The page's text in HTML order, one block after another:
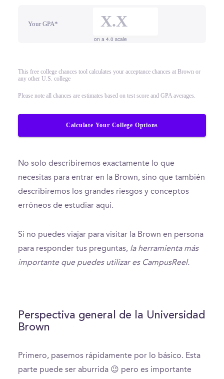
Your GPA*
on a 4.0 scale
This free college chances tool calculates your acceptance chances at Brown or
any other U.S. college
Please note all chances are estimates based on test score and GPA averages.
Calculate Your College Options
No solo describiremos exactamente lo que
necesitas para entrar en la Brown, sino que también
describiremos los grandes riesgos y conceptos
erróneos de estudiar aquí.
Si no puedes viajar para visitar la Brown en persona
para responder tus preguntas, la herramienta más
importante que puedes utilizar es CampusReel.
Perspectiva general de la Universidad
Brown
Primero, pasemos rápidamente por lo básico. Esta
parte puede ser aburrida 😉 pero es importante